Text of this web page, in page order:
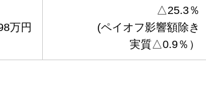
万円
△25.3％
(ペイオフ影響額除き
実質△0.9％）